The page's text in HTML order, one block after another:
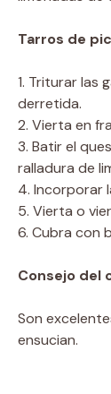
Tarros de
1. Triturar las
derretida.
2. Vierta en
3. Batir el
ralladura de
4. Incorporar
5. Vierta o
6. Cubra con
Consejo del
Son
ensucian.